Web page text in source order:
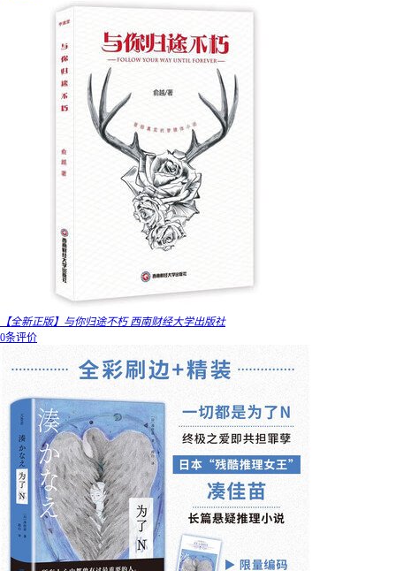
【全新正版】与你归途不朽 西南财经大学出版社
0条评价